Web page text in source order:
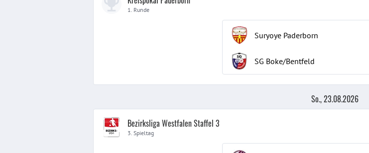
1. Runde
Suryoye Paderborn
SG Boke/Bentfeld
So., 23.08.2026
Bezirksliga Westfalen Staffel 3
3. Spieltag